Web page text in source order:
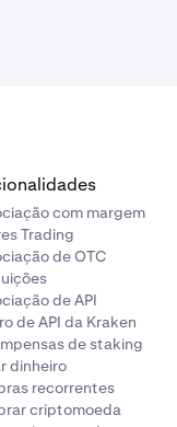
com margem
Trading
de OTC
de API
de API da Kraken
de staking
dinheiro
recorrentes
criptomoeda